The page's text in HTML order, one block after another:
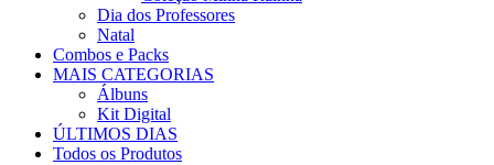
Dia dos Professores
Natal
Combos e Packs
MAIS CATEGORIAS
Álbuns
Kit Digital
ÚLTIMOS DIAS
Todos os Produtos